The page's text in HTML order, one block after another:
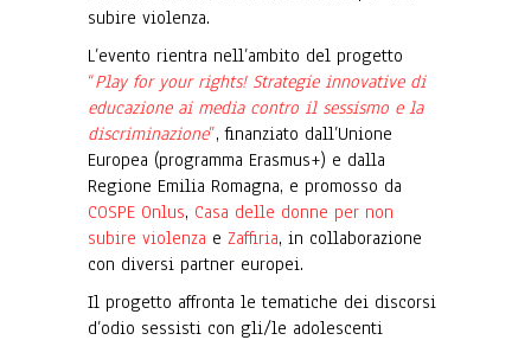
subire violenza.
L’evento rientra nell’ambito del progetto
“Play for your rights! Strategie innovative di
educazione ai media contro il sessismo e la
discriminazione”, finanziato dall’Unione
Europea (programma Erasmus+) e dalla
Regione Emilia Romagna, e promosso da
COSPE Onlus, Casa delle donne per non
subire violenza e Zaffiria, in collaborazione
con diversi partner europei.
Il progetto affronta le tematiche dei discorsi
d’odio sessisti con gli/le adolescenti